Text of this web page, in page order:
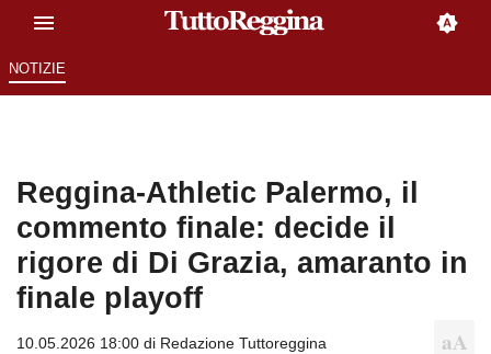
NOTIZIE
Reggina-Athletic Palermo, il
commento finale: decide il
rigore di Di Grazia, amaranto in
finale playoff
10.05.2026 18:00 di Redazione Tuttoreggina